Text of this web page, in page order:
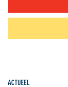
ACTUEEL